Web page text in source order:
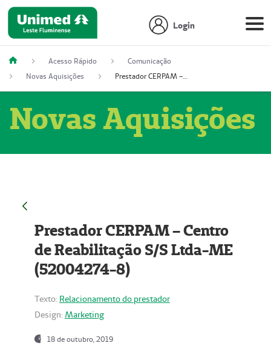
Login
Acesso Rápido
Comunicação
Novas Aquisições
Prestador CERPAM – Centro de Reabilitação S/S Ltda-ME (52004274-8)
Novas Aquisições
Prestador CERPAM – Centro
de Reabilitação S/S Ltda-ME
(52004274-8)
Texto: Relacionamento do prestador
Design: Marketing
18 de outubro, 2019